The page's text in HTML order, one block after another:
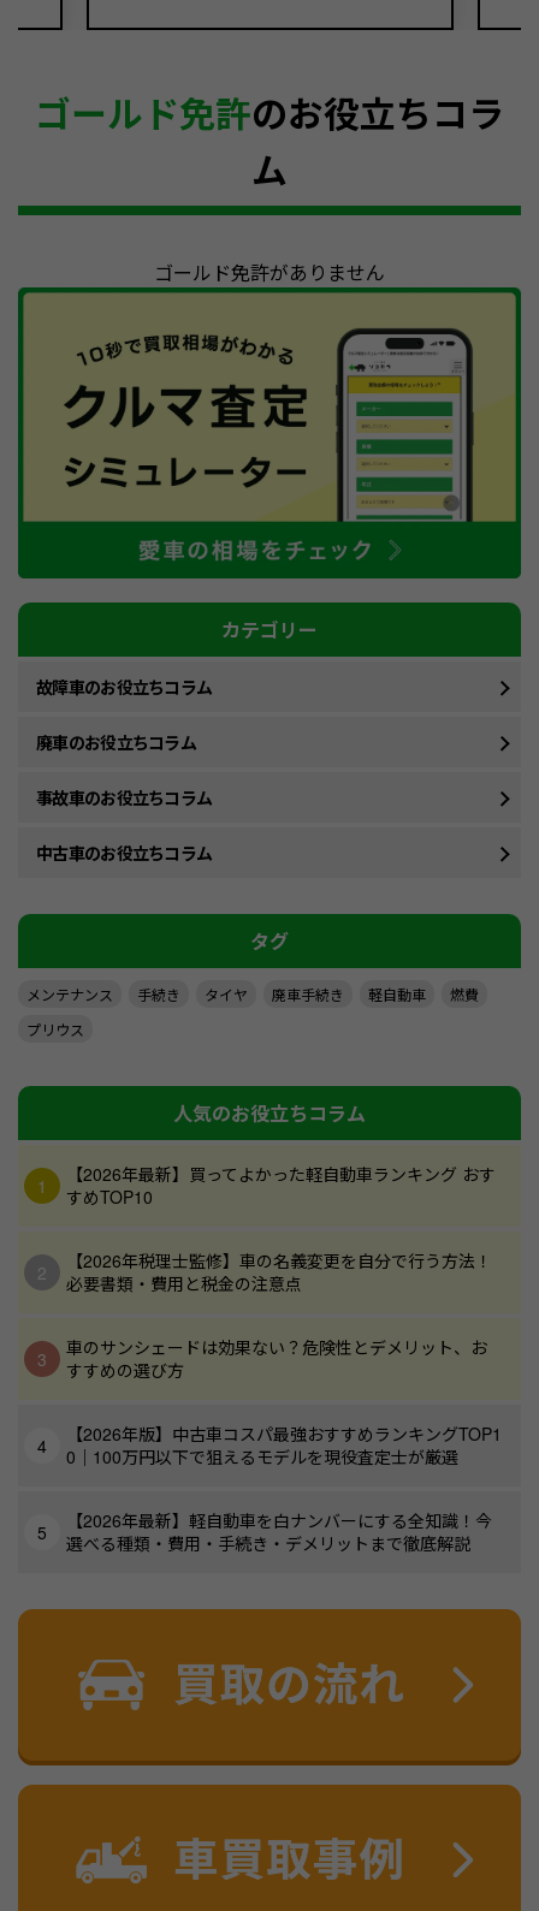
ゴールド免許のお役立ちコラ
ム
ゴールド免許がありません
カテゴリー
故障車のお役立ちコラム
廃車のお役立ちコラム
事故車のお役立ちコラム
中古車のお役立ちコラム
タグ
メンテナンス 手続き タイヤ 廃車手続き 軽自動車
燃費
プリウス
人気のお役立ちコラム
【2026年最新】買ってよかった軽自動車ランキング おす
すめTOP10
【2026年税理士監修】車の名義変更を自分で行う方法！
必要書類・費用と税金の注意点
車のサンシェードは効果ない？危険性とデメリット、お
すすめの選び方
【2026年版】中古車コスパ最強おすすめランキングTOP1
0｜100万円以下で狙えるモデルを現役査定士が厳選
【2026年最新】軽自動車を白ナンバーにする全知識！今
選べる種類・費用・手続き・デメリットまで徹底解説